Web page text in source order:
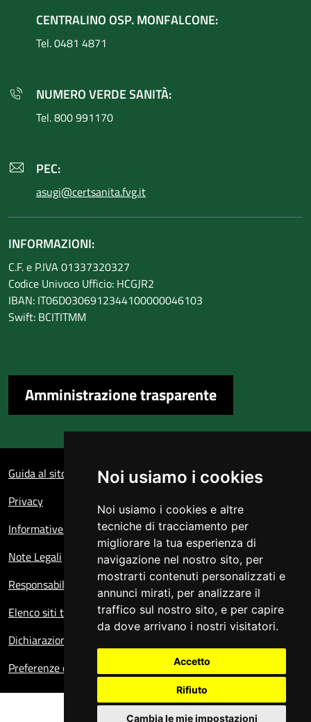
Noi usiamo i cookies
Noi usiamo i cookies e altre
tecniche di tracciamento per
migliorare la tua esperienza di
navigazione nel nostro sito, per
mostrarti contenuti personalizzati e
annunci mirati, per analizzare il
traffico sul nostro sito, e per capire
da dove arrivano i nostri visitatori.
Accetto
Rifiuto
Cambia le mie impostazioni
CENTRALINO OSP. MONFALCONE:
Tel. 0481 4871
NUMERO VERDE SANITÀ:
Tel. 800 991170
PEC:
asugi@certsanita.fvg.it
INFORMAZIONI:
C.F. e P.IVA 01337320327
Codice Univoco Ufficio: HCGJR2
IBAN: IT06D0306912344100000046103
Swift: BCITITMM
Amministrazione trasparente
Guida al sito
Privacy
Informative sul trattamento dei dati personali
Note Legali
Responsabile del sito
Elenco siti tematici
Dichiarazione di accessibilità
Preferenze cookie